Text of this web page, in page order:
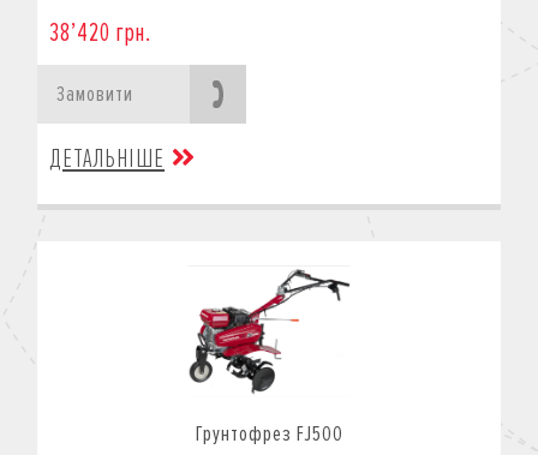
38’420 грн.
Замовити
ДЕТАЛЬНІШЕ
Грунтофрез FJ500